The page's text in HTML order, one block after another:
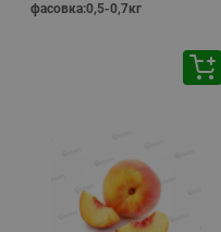
фасовка:0,5-0,7кг